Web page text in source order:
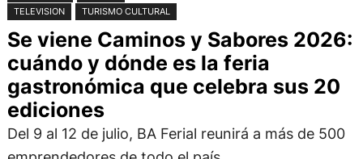
TELEVISION
TURISMO CULTURAL
Se viene Caminos y Sabores 2026:
cuándo y dónde es la feria
gastronómica que celebra sus 20
ediciones
Del 9 al 12 de julio, BA Ferial reunirá a más de 500